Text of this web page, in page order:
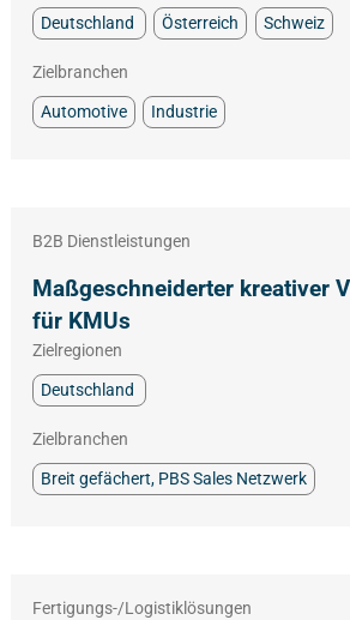
Deutschland
Österreich Schweiz
Zielbranchen
Automotive
Industrie
B2B Dienstleistungen
Maßgeschneiderter kreativer
für KMUs
Zielregionen
Deutschland
Zielbranchen
Breit gefächert, PBS Sales Netzwerk
Fertigungs-/Logistiklösungen